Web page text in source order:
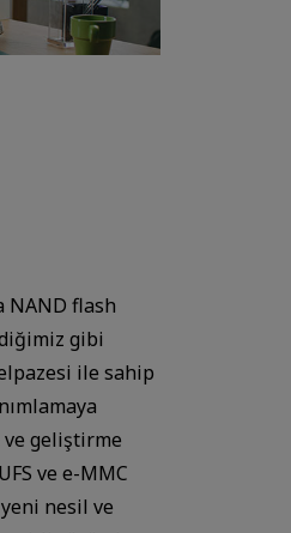
NAND flash
gibi
ile sahip
ve geliştirme
ve e-MMC
nesil ve